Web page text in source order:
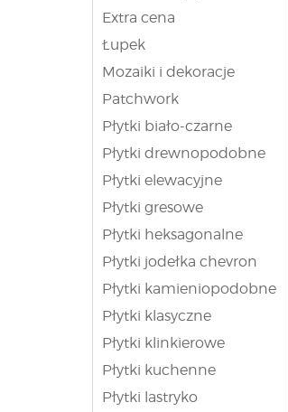
Extra cena
Łupek
Mozaiki i dekoracje
Patchwork
Płytki biało-czarne
Płytki drewnopodobne
Płytki elewacyjne
Płytki gresowe
Płytki heksagonalne
Płytki jodełka chevron
Płytki kamieniopodobne
Płytki klasyczne
Płytki klinkierowe
Płytki kuchenne
Płytki lastryko